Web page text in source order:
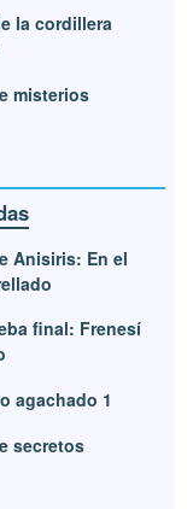
la cordillera
misterios
Anisiris: En el
final: Frenesí
agachado 1
secretos